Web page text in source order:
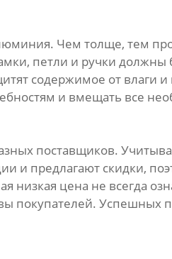
Чем толще, тем
петли и ручки должны
содержимое от влаги
и вмещать все
поставщиков.
и предлагают скидки,
низкая цена не всегда
покупателей. Успешных